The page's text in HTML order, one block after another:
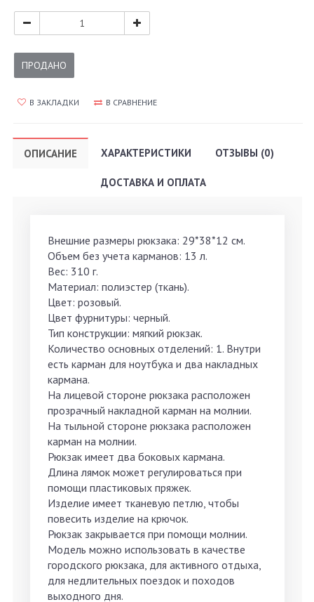
ПРОДАНО
В ЗАКЛАДКИ В СРАВНЕНИЕ
ОПИСАНИЕ ХАРАКТЕРИСТИКИ ОТЗЫВЫ (0)
ДОСТАВКА И ОПЛАТА
Внешние размеры рюкзака: 29*38*12 см.
Объем без учета карманов: 13 л.
Вес: 310 г.
Материал: полиэстер (ткань).
Цвет: розовый.
Цвет фурнитуры: черный.
Тип конструкции: мягкий рюкзак.
Количество основных отделений: 1. Внутри
есть карман для ноутбука и два накладных
кармана.
На лицевой стороне рюкзака расположен
прозрачный накладной карман на молнии.
На тыльной стороне рюкзака расположен
карман на молнии.
Рюкзак имеет два боковых кармана.
Длина лямок может регулироваться при
помощи пластиковых пряжек.
Изделие имеет тканевую петлю, чтобы
повесить изделие на крючок.
Рюкзак закрывается при помощи молнии.
Модель можно использовать в качестве
городского рюкзака, для активного отдыха,
для недлительных поездок и походов
выходного дня.